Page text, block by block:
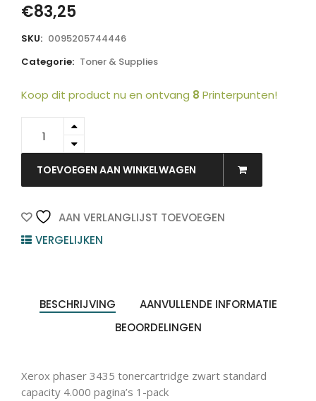
€83,25
SKU: 0095205744446
Categorie: Toner & Supplies
Koop dit product nu en ontvang 8 Printerpunten!
Xerox
Toner
Cartridge
4.000vel
quantity
TOEVOEGEN AAN WINKELWAGEN
AAN VERLANGLIJST TOEVOEGEN
VERGELIJKEN
BESCHRIJVING
AANVULLENDE INFORMATIE
BEOORDELINGEN
Xerox phaser 3435 tonercartridge zwart standard
capacity 4.000 pagina’s 1-pack